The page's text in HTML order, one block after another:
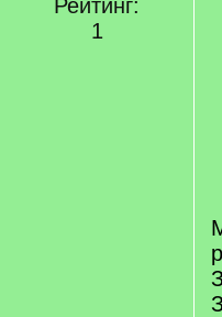
Рейтинг:
1